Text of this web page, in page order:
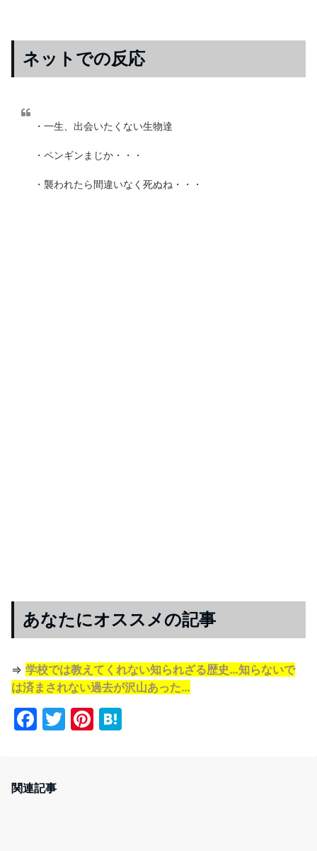
ネットでの反応
・一生、出会いたくない生物達
・ペンギンまじか・・・
・襲われたら間違いなく死ぬね・・・
あなたにオススメの記事
⇒ 学校では教えてくれない知られざる歴史…知らないで
は済まされない過去が沢山あった…
F
e
T
Pi
関連記事